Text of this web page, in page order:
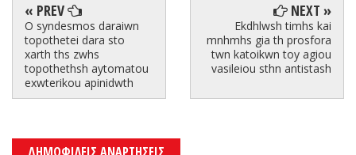
« PREV
O syndesmos daraiwn
topothetei dara sto
xarth ths zwhs
topothethsh aytomatou
exwterikou apinidwth
NEXT »
Ekdhlwsh timhs kai
mnhmhs gia th prosfora
twn katoikwn toy agiou
vasileiou sthn antistash